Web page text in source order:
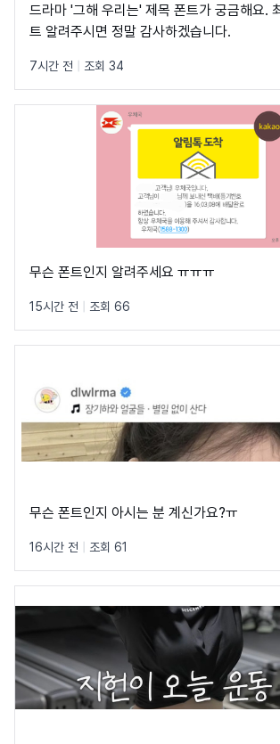
드라마 '그해 우리는' 제목 폰트가 궁금해요.
트 알려주시면 정말 감사하겠습니다.
7시간 전 조회 34
무슨 폰트인지 알려주세요 ㅠㅠㅠ
15시간 전 조회 66
무슨 폰트인지 아시는 분 계신가요?ㅠ
16시간 전 조회 61